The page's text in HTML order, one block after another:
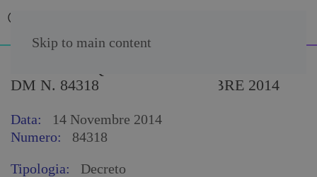
Skip to main content
DM N. 84318 DEL 14 NOVEMBRE 2014
Data:
14 Novembre 2014
Numero:
84318
Tipologia:
Decreto